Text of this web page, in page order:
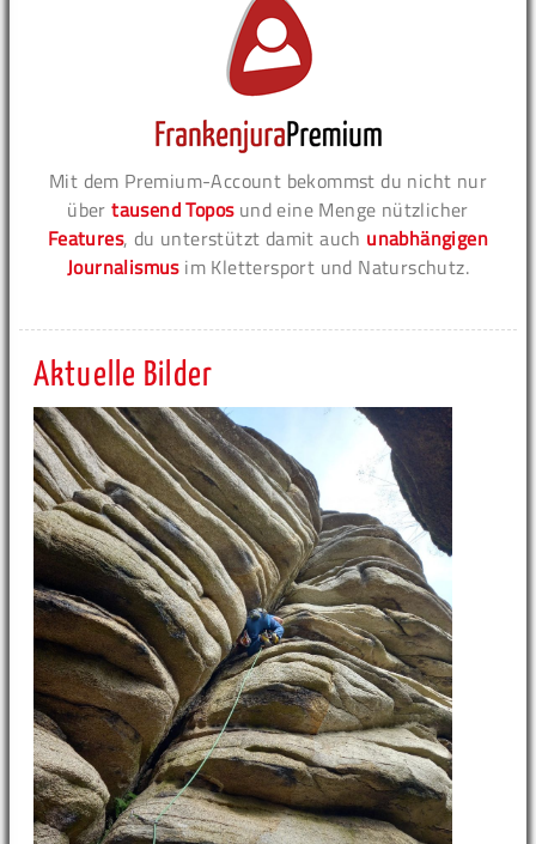
Mit dem Premium-Account bekommst du nicht nur
übertausend Toposund eine Menge nützlicher
Features, du unterstützt damit auch unabhängigen
Journalismusim Klettersport und Naturschutz.
Aktuelle Bilder